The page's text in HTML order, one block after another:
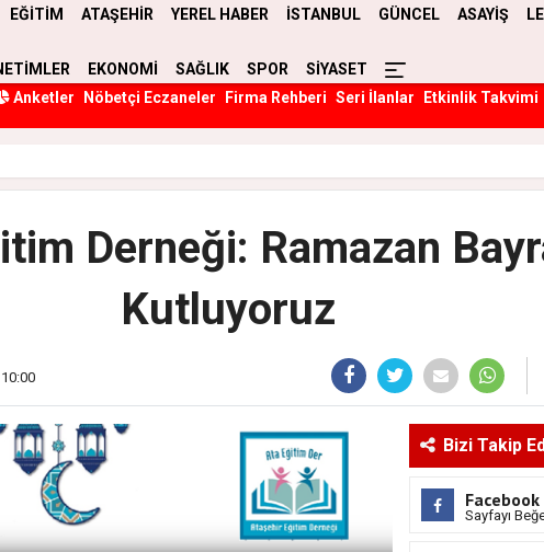
EĞİTİM ATAŞEHİR YEREL HABER İSTANBUL GÜNCEL ASAYİŞ
EKONOMİ SAĞLIK SPOR
SİYASET
Anketler Nöbetçi Eczaneler Firma Rehberi Seri İlanlar
Etkinlik Takvimi
Derneği: Ramazan
Kutluyoruz
Bizi Takip
Facebook
Sayfayı